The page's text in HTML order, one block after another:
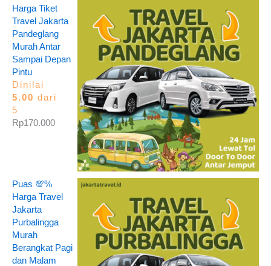
Harga Tiket
Travel Jakarta
Pandeglang
Murah Antar
Sampai Depan
Pintu
Dinilai
5.00 dari
5
Rp170.000
Puas 💯%
Harga Travel
Jakarta
Purbalingga
Murah
Berangkat Pagi
dan Malam